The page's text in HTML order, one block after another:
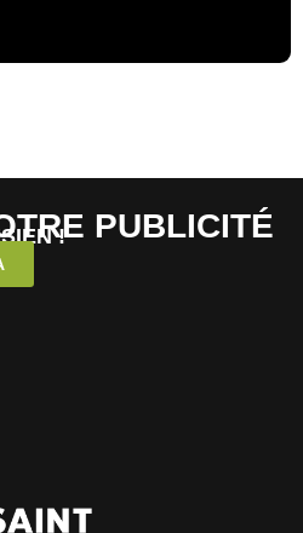
PUBLICITÉ
!